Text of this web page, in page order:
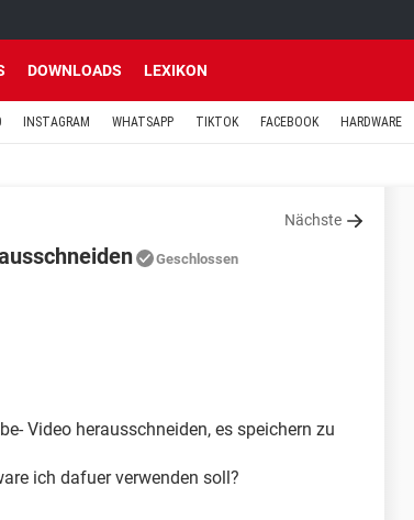
DOWNLOADS LEXIKON
INSTAGRAM WHATSAPP TIKTOK FACEBOOK HARDWARE
Nächste
Geschlossen
Video herausschneiden, es speichern zu
ich dafuer verwenden soll?